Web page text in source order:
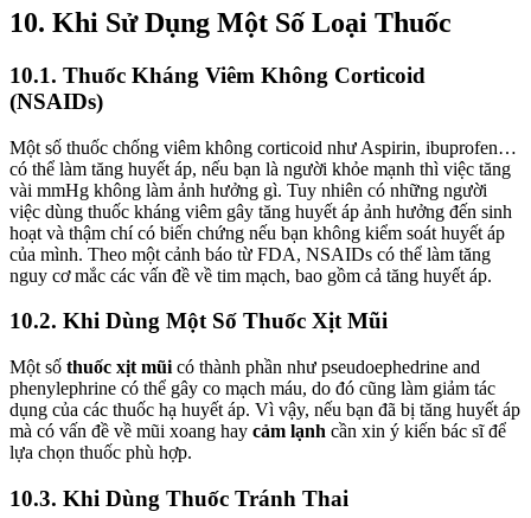
10. Khi Sử Dụng Một Số Loại Thuốc
10.1. Thuốc Kháng Viêm Không Corticoid
(NSAIDs)
Một số thuốc chống viêm không corticoid như Aspirin, ibuprofen…
có thể làm tăng huyết áp, nếu bạn là người khỏe mạnh thì việc tăng
vài mmHg không làm ảnh hưởng gì. Tuy nhiên có những người
việc dùng thuốc kháng viêm gây tăng huyết áp ảnh hưởng đến sinh
hoạt và thậm chí có biến chứng nếu bạn không kiểm soát huyết áp
của mình. Theo một cảnh báo từ FDA, NSAIDs có thể làm tăng
nguy cơ mắc các vấn đề về tim mạch, bao gồm cả tăng huyết áp.
10.2. Khi Dùng Một Số Thuốc Xịt Mũi
Một số thuốc xịt mũi có thành phần như pseudoephedrine and
phenylephrine có thể gây co mạch máu, do đó cũng làm giảm tác
dụng của các thuốc hạ huyết áp. Vì vậy, nếu bạn đã bị tăng huyết áp
mà có vấn đề về mũi xoang hay cảm lạnh cần xin ý kiến bác sĩ để
lựa chọn thuốc phù hợp.
10.3. Khi Dùng Thuốc Tránh Thai